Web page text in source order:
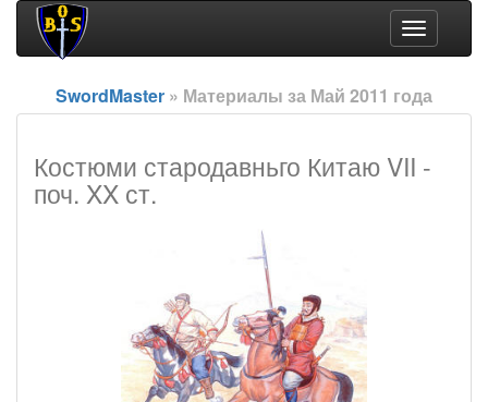
Toggle
navigation
SwordMaster » Материалы за Май 2011 года
Костюми стародавньго Китаю VII -
поч. XX ст.